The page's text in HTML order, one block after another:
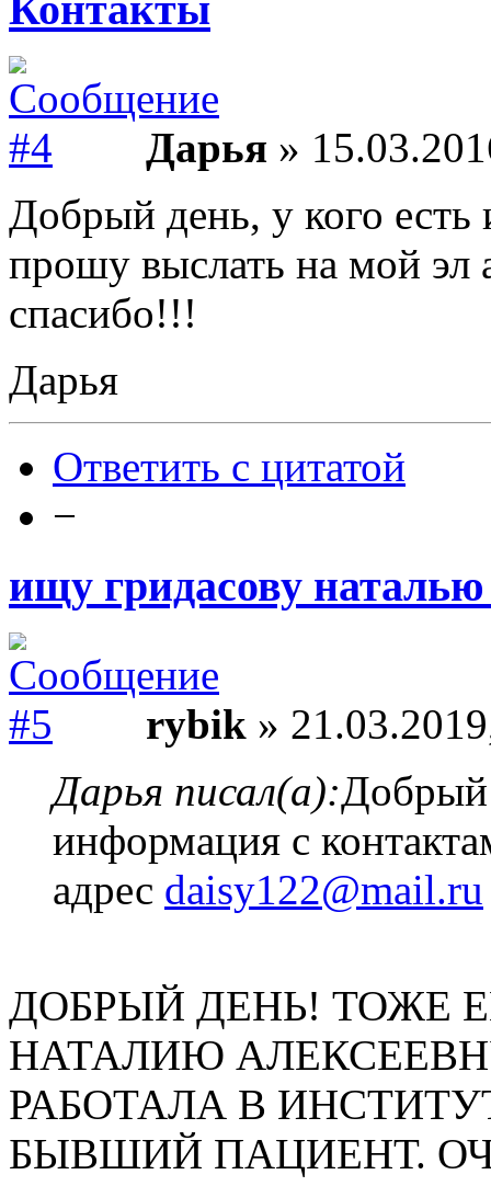
Дарья »
Добрый день, у кого
прошу выслать на мой эл
спасибо!!!
Дарья
Ответить с цитатой
−
ищу гридасову наталью
rybik »
Дарья писал(а):Добрый
информация с
адрес daisy122@mail.ru
ДОБРЫЙ ДЕНЬ! ТОЖЕ
НАТАЛИЮ
РАБОТАЛА В
БЫВШИЙ ПАЦИЕНТ.